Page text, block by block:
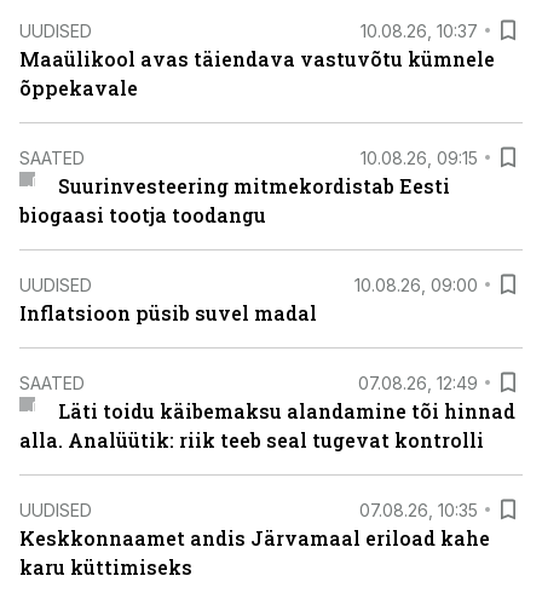
UUDISED 10.08.26, 10:37
Maaülikool avas täiendava vastuvõtu kümnele
õppekavale
SAATED 10.08.26, 09:15
Suurinvesteering mitmekordistab Eesti
biogaasi tootja toodangu
UUDISED 10.08.26, 09:00
Inflatsioon püsib suvel madal
SAATED 07.08.26, 12:49
Läti toidu käibemaksu alandamine tõi hinnad
alla. Analüütik: riik teeb seal tugevat kontrolli
UUDISED 07.08.26, 10:35
Keskkonnaamet andis Järvamaal eriload kahe
karu küttimiseks